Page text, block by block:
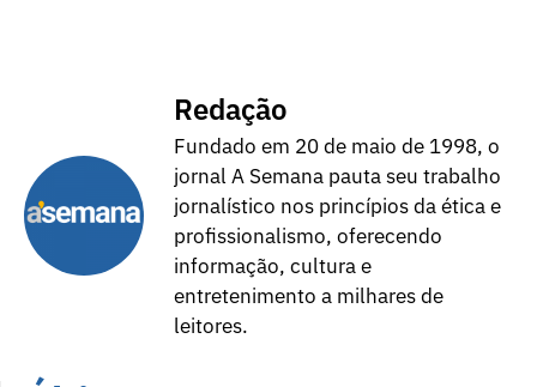
Redação
Fundado em 20 de maio de 1998, o
jornal A Semana pauta seu trabalho
jornalístico nos princípios da ética e
profissionalismo, oferecendo
informação, cultura e
entretenimento a milhares de
leitores.